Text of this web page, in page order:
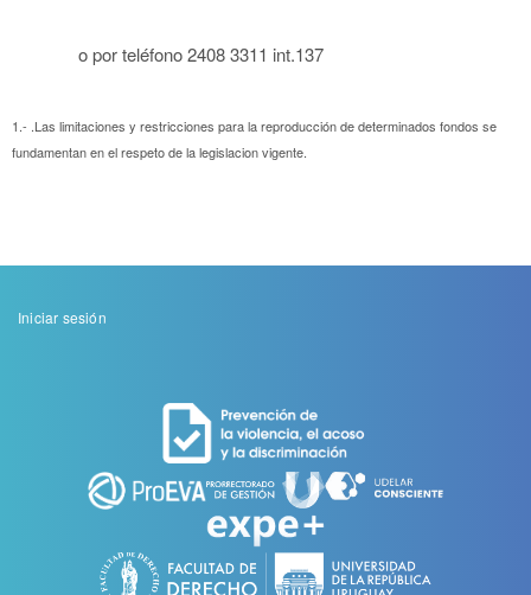
o por teléfono 2408 3311 int.137
1.- .Las limitaciones y restricciones para la reproducción de determinados fondos se
fundamentan en el respeto de la legislacion vigente.
Menu
Iniciar sesión